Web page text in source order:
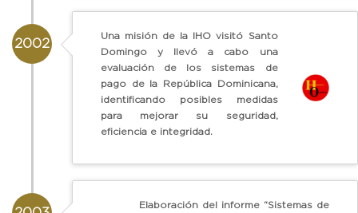
2002
Una misión de la IHO visitó Santo
Domingo y llevó a cabo una
evaluación de los sistemas de
pago de la República Dominicana,
identificando posibles medidas
para mejorar su seguridad,
eficiencia e integridad.
Elaboración del informe “Sistemas de